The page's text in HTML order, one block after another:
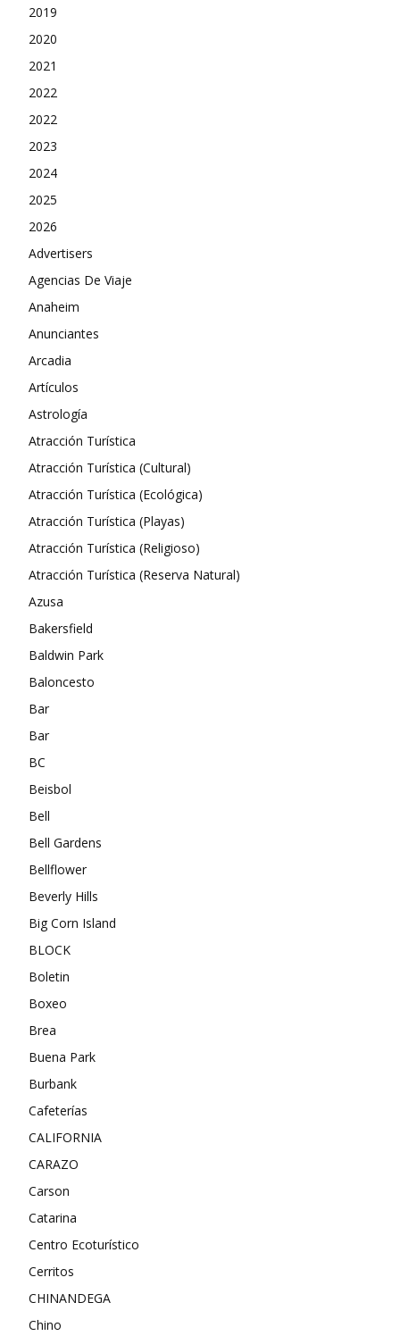
2019
2020
2021
2022
2022
2023
2024
2025
2026
Advertisers
Agencias De Viaje
Anaheim
Anunciantes
Arcadia
Artículos
Astrología
Atracción Turística
Atracción Turística (Cultural)
Atracción Turística (Ecológica)
Atracción Turística (Playas)
Atracción Turística (Religioso)
Atracción Turística (Reserva Natural)
Azusa
Bakersfield
Baldwin Park
Baloncesto
Bar
Bar
BC
Beisbol
Bell
Bell Gardens
Bellflower
Beverly Hills
Big Corn Island
BLOCK
Boletin
Boxeo
Brea
Buena Park
Burbank
Cafeterías
CALIFORNIA
CARAZO
Carson
Catarina
Centro Ecoturístico
Cerritos
CHINANDEGA
Chino